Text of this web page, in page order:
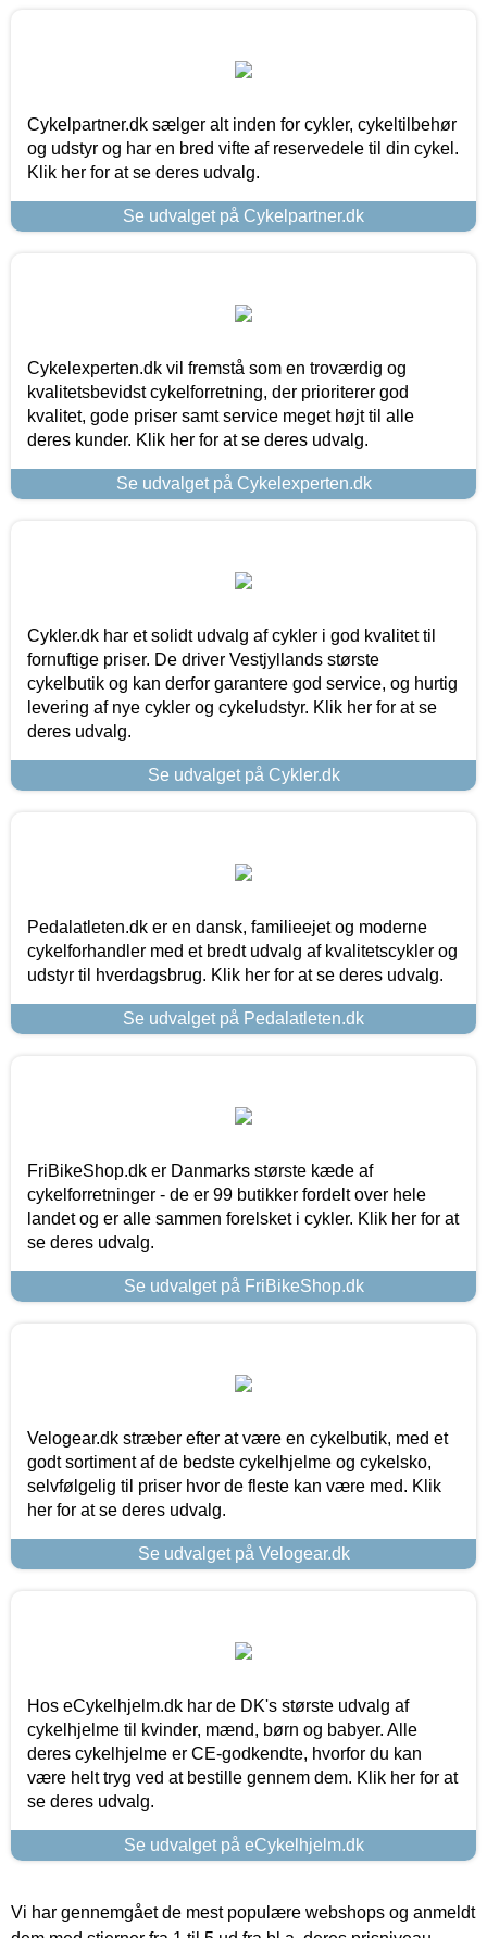
Cykelpartner.dk sælger alt inden for cykler, cykeltilbehør
og udstyr og har en bred vifte af reservedele til din cykel.
Klik her for at se deres udvalg.
Se udvalget på Cykelpartner.dk
Cykelexperten.dk vil fremstå som en troværdig og
kvalitetsbevidst cykelforretning, der prioriterer god
kvalitet, gode priser samt service meget højt til alle
deres kunder. Klik her for at se deres udvalg.
Se udvalget på Cykelexperten.dk
Cykler.dk har et solidt udvalg af cykler i god kvalitet til
fornuftige priser. De driver Vestjyllands største
cykelbutik og kan derfor garantere god service, og hurtig
levering af nye cykler og cykeludstyr. Klik her for at se
deres udvalg.
Se udvalget på Cykler.dk
Pedalatleten.dk er en dansk, familieejet og moderne
cykelforhandler med et bredt udvalg af kvalitetscykler og
udstyr til hverdagsbrug. Klik her for at se deres udvalg.
Se udvalget på Pedalatleten.dk
FriBikeShop.dk er Danmarks største kæde af
cykelforretninger - de er 99 butikker fordelt over hele
landet og er alle sammen forelsket i cykler. Klik her for at
se deres udvalg.
Se udvalget på FriBikeShop.dk
Velogear.dk stræber efter at være en cykelbutik, med et
godt sortiment af de bedste cykelhjelme og cykelsko,
selvfølgelig til priser hvor de fleste kan være med. Klik
her for at se deres udvalg.
Se udvalget på Velogear.dk
Hos eCykelhjelm.dk har de DK's største udvalg af
cykelhjelme til kvinder, mænd, børn og babyer. Alle
deres cykelhjelme er CE-godkendte, hvorfor du kan
være helt tryg ved at bestille gennem dem. Klik her for at
se deres udvalg.
Se udvalget på eCykelhjelm.dk
Vi har gennemgået de mest populære webshops og anmeldt